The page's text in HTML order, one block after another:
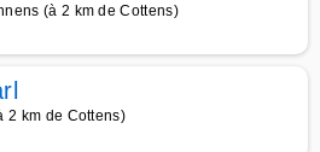
(à 2 km de Cottens)
2 km de Cottens)